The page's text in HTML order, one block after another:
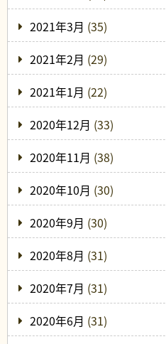
2021年3月 (35)
2021年2月 (29)
2021年1月 (22)
2020年12月 (33)
2020年11月 (38)
2020年10月 (30)
2020年9月 (30)
2020年8月 (31)
2020年7月 (31)
2020年6月 (31)